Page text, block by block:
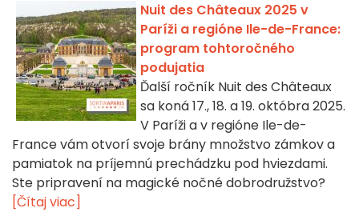
Nuit des Châteaux 2025 v
Paríži a regióne Ile-de-France:
program tohtoročného
podujatia
Ďalší ročník Nuit des Châteaux
sa koná 17., 18. a 19. októbra 2025.
V Paríži a v regióne Ile-de-
France vám otvorí svoje brány množstvo zámkov a
pamiatok na príjemnú prechádzku pod hviezdami.
Ste pripravení na magické nočné dobrodružstvo?
[Čítaj viac]